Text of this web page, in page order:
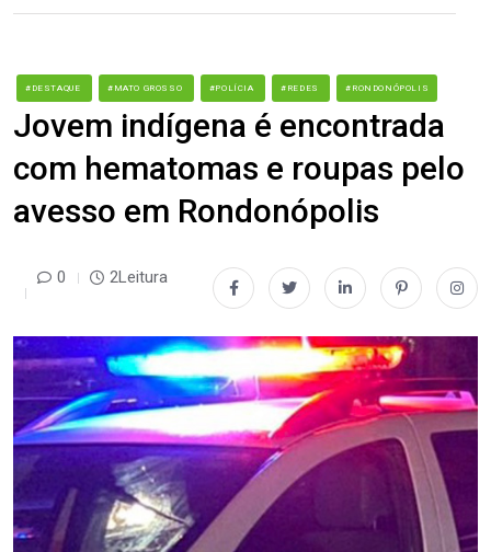
#DESTAQUE #MATO GROSSO #POLÍCIA #REDES #RONDONÓPOLIS
Jovem indígena é encontrada
com hematomas e roupas pelo
avesso em Rondonópolis
0 2Leitura